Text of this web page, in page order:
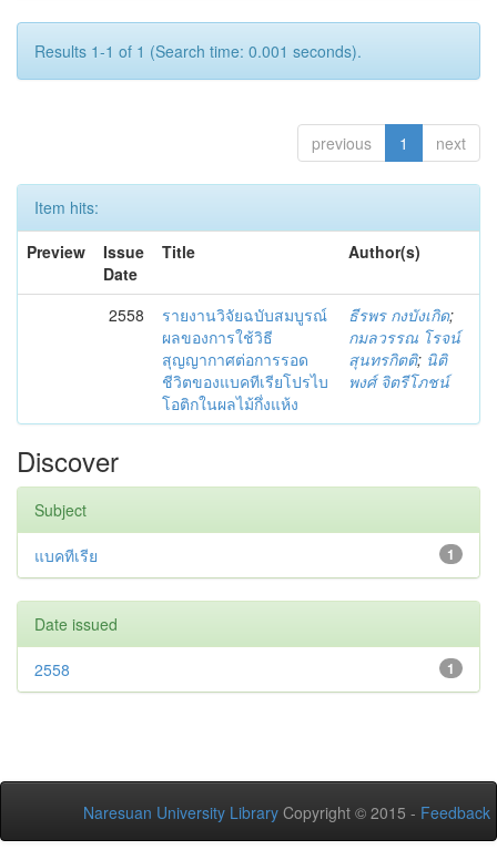
Results 1-1 of 1 (Search time: 0.001 seconds).
previous 1 next
Item hits:
Preview
Issue
Date
Title Author(s)
2558
รายงานวิจัยฉบับสมบูรณ์
ผลของการใช้วิธี
สุญญากาศต่อการรอด
ชีวิตของแบคทีเรียโปรไบ
โอติกในผลไม้กึ่งแห้ง
ธีรพร กงบังเกิด;
กมลวรรณ โรจน์
สุนทรกิตติ; นิติ
พงศ์ จิตรีโภชน์
Discover
Subject
1
แบคทีเรีย
Date issued
1
2558
Naresuan University Library Copyright © 2015 - Feedback